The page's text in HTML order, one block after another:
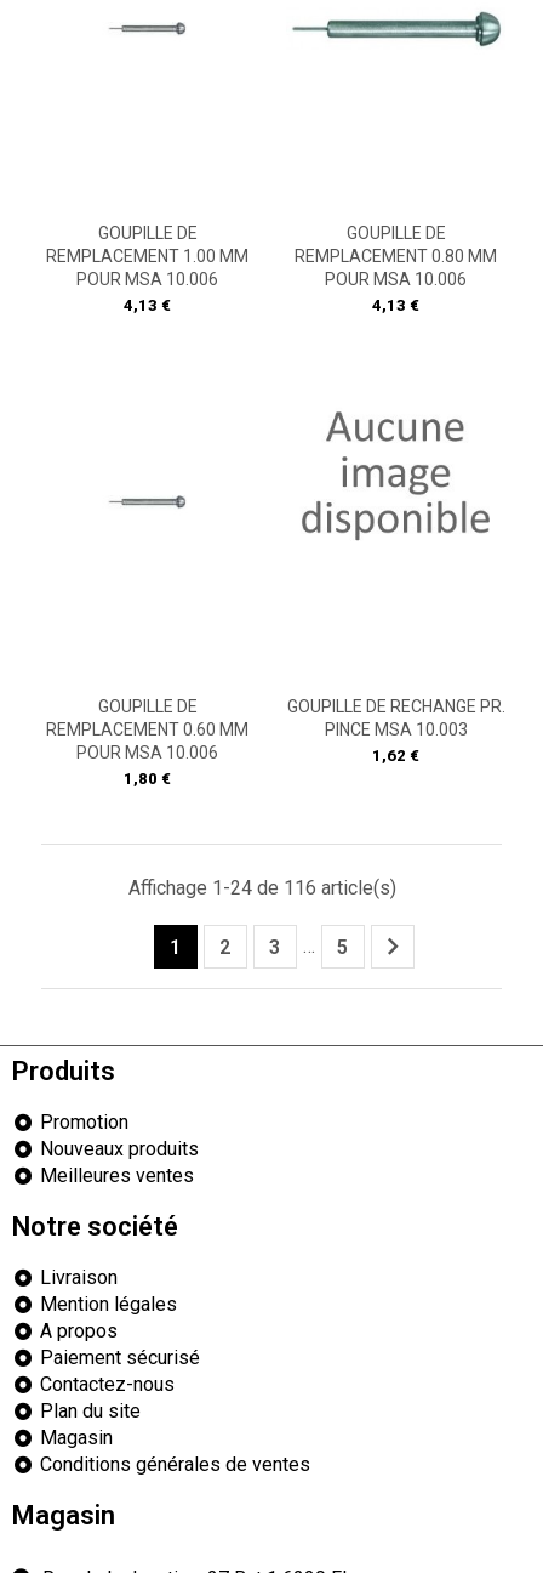
GOUPILLE DE
REMPLACEMENT 1.00 MM
POUR MSA 10.006
Prix
4,13 €
GOUPILLE DE
REMPLACEMENT 0.80 MM
POUR MSA 10.006
Prix
4,13 €
GOUPILLE DE
REMPLACEMENT 0.60 MM
POUR MSA 10.006
Prix
1,80 €
GOUPILLE DE RECHANGE PR.
PINCE MSA 10.003
Prix
1,62 €
Affichage 1-24 de 116 article(s)
1 2 3 … 5 
Produits
Promotion
Nouveaux produits
Meilleures ventes
Notre société
Livraison
Mention légales
A propos
Paiement sécurisé
Contactez-nous
Plan du site
Magasin
Conditions générales de ventes
Magasin